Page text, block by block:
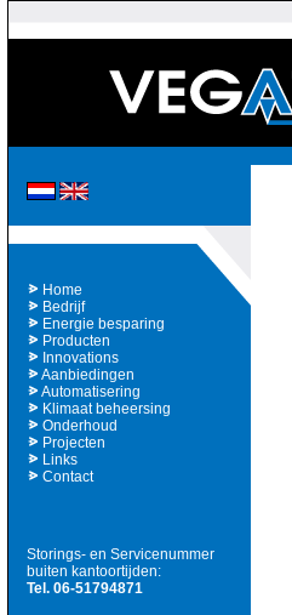
Home
Bedrijf
Energie besparing
Producten
Innovations
Aanbiedingen
Automatisering
Klimaat beheersing
Onderhoud
Projecten
Links
Contact
Storings- en Servicenummer
buiten kantoortijden:
Tel. 06-51794871